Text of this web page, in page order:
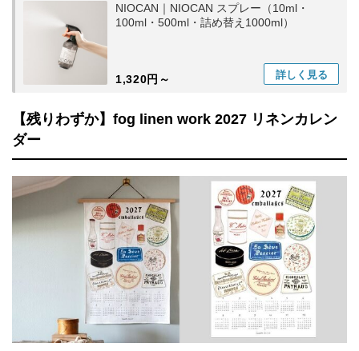
NIOCAN｜NIOCAN スプレー（10ml・
100ml・500ml・詰め替え1000ml）
1,320円～ 詳しく 見る
【残りわずか】fog linen work 2027 リネンカレン
ダー